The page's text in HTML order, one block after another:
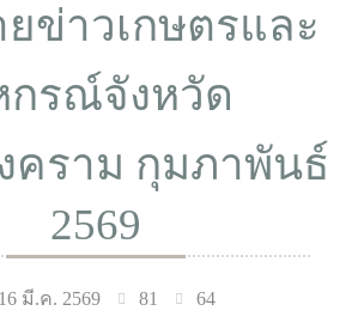
ข่าวเกษตรและ
กรณ์จังหวัด
คราม กุมภาพันธ์
2569
16 มี.ค. 2569 81 64